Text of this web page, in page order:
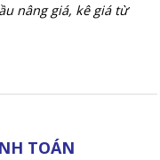
nâng giá, kê giá từ
TOÁN